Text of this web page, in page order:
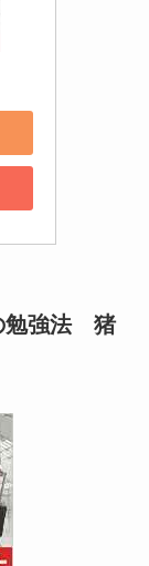
勉強法 猪